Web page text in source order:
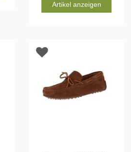
Artikel anzeigen